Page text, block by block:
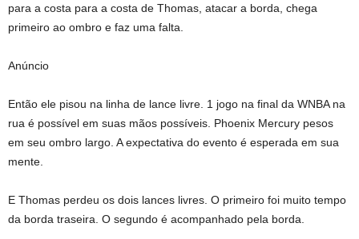
para a costa para a costa de Thomas, atacar a borda, chega
primeiro ao ombro e faz uma falta.
Anúncio
Então ele pisou na linha de lance livre. 1 jogo na final da WNBA na
rua é possível em suas mãos possíveis. Phoenix Mercury pesos
em seu ombro largo. A expectativa do evento é esperada em sua
mente.
E Thomas perdeu os dois lances livres. O primeiro foi muito tempo
da borda traseira. O segundo é acompanhado pela borda.